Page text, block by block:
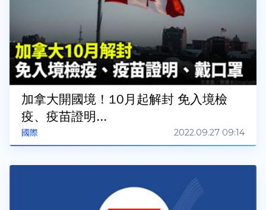
國際
加拿大開國境！10月起解封 免入境檢
疫、疫苗證明...
2022.09.27 09:14